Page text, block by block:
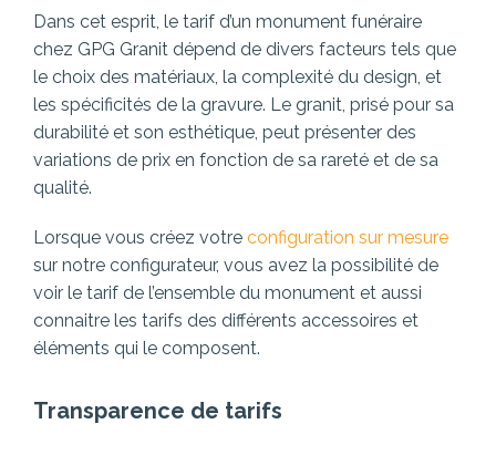
Dans cet esprit, le tarif d’un monument funéraire
chez GPG Granit dépend de divers facteurs tels que
le choix des matériaux, la complexité du design, et
les spécificités de la gravure. Le granit, prisé pour sa
durabilité et son esthétique, peut présenter des
variations de prix en fonction de sa rareté et de sa
qualité.
Lorsque vous créez votre configuration sur mesure
sur notre configurateur, vous avez la possibilité de
voir le tarif de l’ensemble du monument et aussi
connaitre les tarifs des différents accessoires et
éléments qui le composent.
Transparence de tarifs